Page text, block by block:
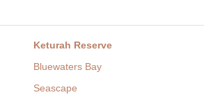
Keturah Reserve
Bluewaters Bay
Seascape